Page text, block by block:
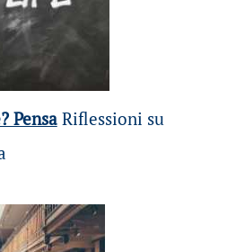
PensaRiflessioni su